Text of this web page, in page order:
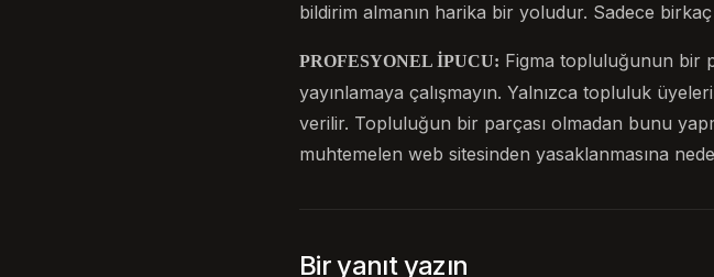
bildirim almanın harika bir yoludur. Sadece birkaç
PROFESYONEL İPUCU: Figma topluluğunun bir
yayınlamaya çalışmayın. Yalnızca topluluk
verilir. Topluluğun bir parçası olmadan bunu
muhtemelen web sitesinden yasaklanmasına
Bir yanıt yazın